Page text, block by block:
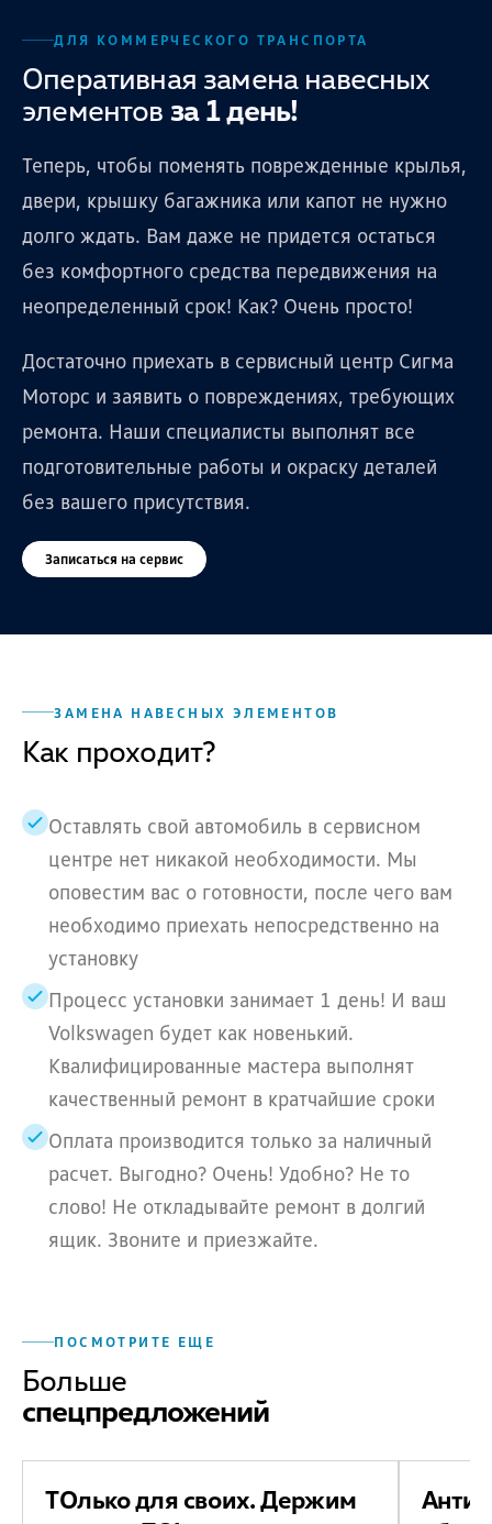
ДЛЯ КОММЕРЧЕСКОГО ТРАНСПОРТА
Оперативная замена навесных
элементов за 1 день!
Теперь, чтобы поменять поврежденные крылья,
двери, крышку багажника или капот не нужно
долго ждать. Вам даже не придется остаться
без комфортного средства передвижения на
неопределенный срок! Как? Очень просто!
Достаточно приехать в сервисный центр Сигма
Моторс и заявить о повреждениях, требующих
ремонта. Наши специалисты выполнят все
подготовительные работы и окраску деталей
без вашего присутствия.
Записаться на сервис
ЗАМЕНА НАВЕСНЫХ ЭЛЕМЕНТОВ
Как проходит?
Оставлять свой автомобиль в сервисном
центре нет никакой необходимости. Мы
оповестим вас о готовности, после чего вам
необходимо приехать непосредственно на
установку
Процесс установки занимает 1 день! И ваш
Volkswagen будет как новенький.
Квалифицированные мастера выполнят
качественный ремонт в кратчайшие сроки
Оплата производится только за наличный
расчет. Выгодно? Очень! Удобно? Не то
слово! Не откладывайте ремонт в долгий
ящик. Звоните и приезжайте.
ПОСМОТРИТЕ ЕЩЕ
Больше
спецпредложений
ТОлько для своих. Держим